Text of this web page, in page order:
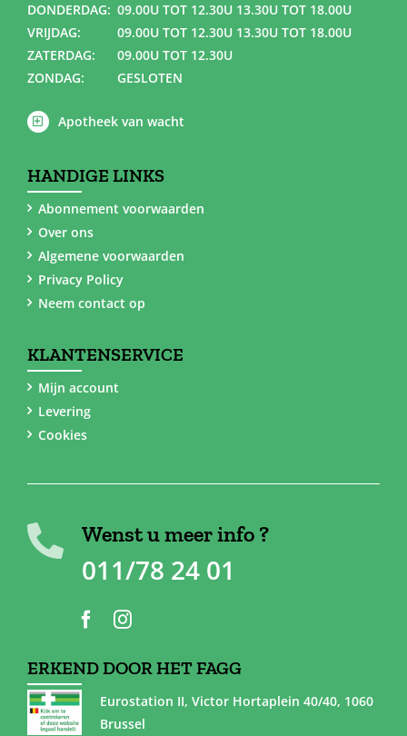
DONDERDAG: 09.00U TOT 12.30U 13.30U TOT 18.00U
VRIJDAG:
09.00U TOT 12.30U 13.30U TOT 18.00U
ZATERDAG:
09.00U TOT 12.30U
ZONDAG:
GESLOTEN
Apotheek van wacht
HANDIGE LINKS
Abonnement voorwaarden
Over ons
Algemene voorwaarden
Privacy Policy
Neem contact op
KLANTENSERVICE
Mijn account
Levering
Cookies
Wenst u meer info ?
011/78 24 01
ERKEND DOOR HET FAGG
Eurostation II, Victor Hortaplein 40/40, 1060
Brussel